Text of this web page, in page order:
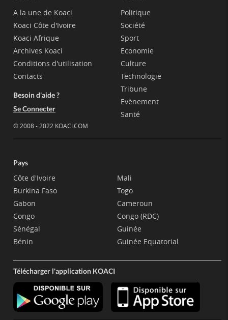
A la une de Koaci
Koaci Côte d'Ivoire
Koaci Afrique
Archives Koaci
Conditions d'utilisation
Contacts
Besoin d'aide ?
Se Connecter
© 2008 - 2022 KOACI.COM
Politique
Société
Sport
Economie
Culture
Technologie
Tribune
Evènement
Santé
Pays
Côte d'Ivoire
Burkina Faso
Gabon
Congo
Sénégal
Bénin
Mali
Togo
Cameroun
Congo (RDC)
Guinée
Guinée Equatorial
Télécharger l'application KOACI